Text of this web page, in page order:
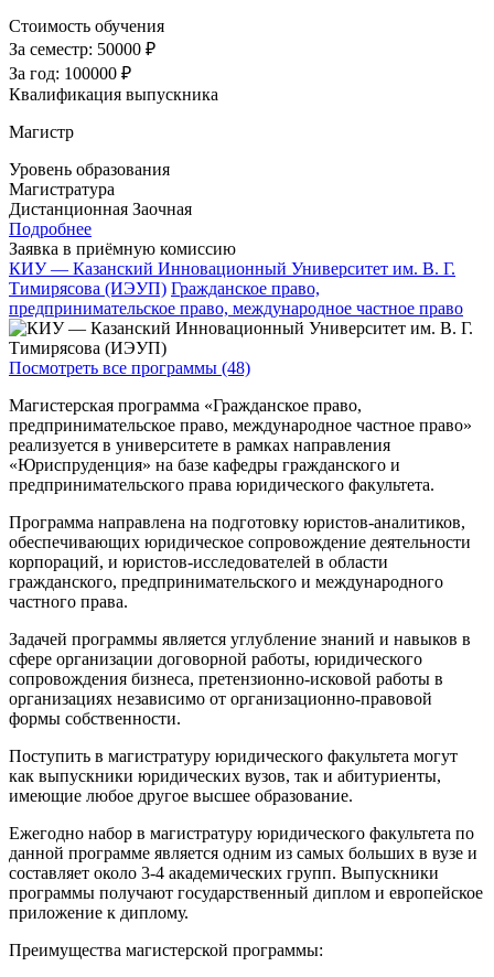
Стоимость обучения
За семестр: 50000 ₽
За год: 100000 ₽
Квалификация выпускника
Магистр
Уровень образования
Магистратура
Дистанционная Заочная
Подробнее
Заявка в приёмную комиссию
КИУ — Казанский Инновационный Университет им. В. Г.
Тимирясова (ИЭУП) Гражданское право,
предпринимательское право, международное частное право
Посмотреть все программы (48)
Магистерская программа «Гражданское право,
предпринимательское право, международное частное право»
реализуется в университете в рамках направления
«Юриспруденция» на базе кафедры гражданского и
предпринимательского права юридического факультета.
Программа направлена на подготовку юристов-аналитиков,
обеспечивающих юридическое сопровождение деятельности
корпораций, и юристов-исследователей в области
гражданского, предпринимательского и международного
частного права.
Задачей программы является углубление знаний и навыков в
сфере организации договорной работы, юридического
сопровождения бизнеса, претензионно-исковой работы в
организациях независимо от организационно-правовой
формы собственности.
Поступить в магистратуру юридического факультета могут
как выпускники юридических вузов, так и абитуриенты,
имеющие любое другое высшее образование.
Ежегодно набор в магистратуру юридического факультета по
данной программе является одним из самых больших в вузе и
составляет около 3-4 академических групп. Выпускники
программы получают государственный диплом и европейское
приложение к диплому.
Преимущества магистерской программы: